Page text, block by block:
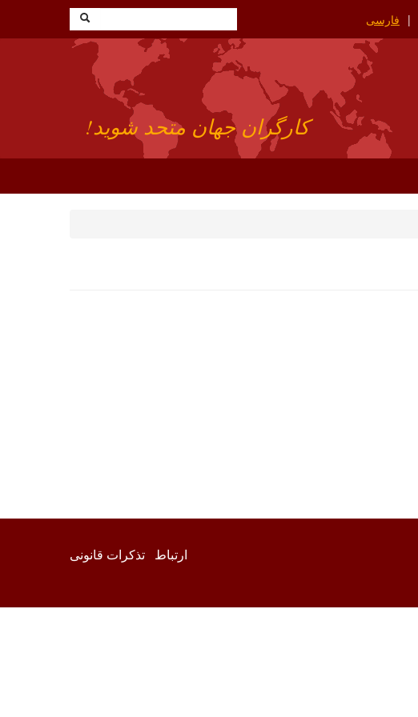
فارسی
کارگران جهان متحد شوید!
ارتباط تذکرات قانونی